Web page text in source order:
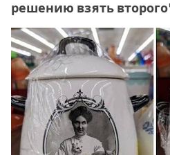
решению взять